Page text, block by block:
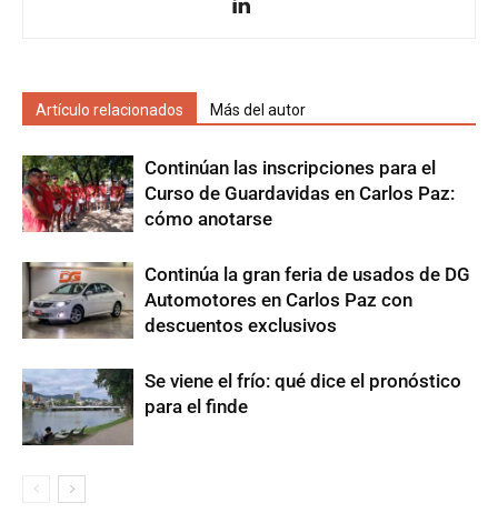
Artículo relacionados Más del autor
Continúan las inscripciones para el
Curso de Guardavidas en Carlos Paz:
cómo anotarse
Continúa la gran feria de usados de DG
Automotores en Carlos Paz con
descuentos exclusivos
Se viene el frío: qué dice el pronóstico
para el finde